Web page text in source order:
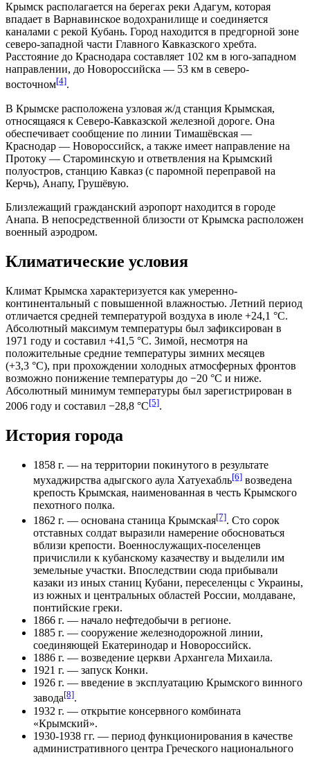
Крымск располагается на берегах реки Адагум, которая
впадает в Варнавинское водохранилище и соединяется
каналами с рекой Кубань. Город находится в предгорной зоне
северо-западной части Главного Кавказского хребта.
Расстояние до Краснодара составляет 102 км в юго-западном
направлении, до Новороссийска — 53 км в северо-
восточном[4].
В Крымске расположена узловая ж/д станция Крымская,
относящаяся к Северо-Кавказской железной дороге. Она
обеспечивает сообщение по линии Тимашёвская —
Краснодар — Новороссийск, а также имеет направление на
Протоку — Староминскую и ответвления на Крымский
полуостров, станцию Кавказ (с паромной переправой на
Керчь), Анапу, Грушёвую.
Близлежащий гражданский аэропорт находится в городе
Анапа. В непосредственной близости от Крымска расположен
военный аэродром.
Климатические условия
Климат Крымска характеризуется как умеренно-
континентальный с повышенной влажностью. Летний период
отличается средней температурой воздуха в июле +24,1 °C.
Абсолютный максимум температуры был зафиксирован в
1971 году и составил +41,5 °C. Зимой, несмотря на
положительные средние температуры зимних месяцев
(+3,3 °C), при прохождении холодных атмосферных фронтов
возможно понижение температуры до −20 °C и ниже.
Абсолютный минимум температуры был зарегистрирован в
2006 году и составил −28,8 °C[5].
История города
1858 г. — на территории покинутого в результате
мухаджирства адыгского аула Хатуехабль[6] возведена
крепость Крымская, наименованная в честь Крымского
пехотного полка.
1862 г. — основана станица Крымская[7]. Сто сорок
отставных солдат выразили намерение обосноваться
вблизи крепости. Военнослужащих-поселенцев
причислили к кубанскому казачеству и выделили им
земельные участки. Впоследствии сюда прибывали
казаки из иных станиц Кубани, переселенцы с Украины,
из южных и центральных областей России, молдаване,
понтийские греки.
1866 г. — начало нефтедобычи в регионе.
1885 г. — сооружение железнодорожной линии,
соединяющей Екатеринодар и Новороссийск.
1886 г. — возведение церкви Архангела Михаила.
1921 г. — запуск Конки.
1926 г. — введение в эксплуатацию Крымского винного
завода[8].
1932 г. — открытие консервного комбината
«Крымский».
1930-1938 гг. — период функционирования в качестве
административного центра Греческого национального